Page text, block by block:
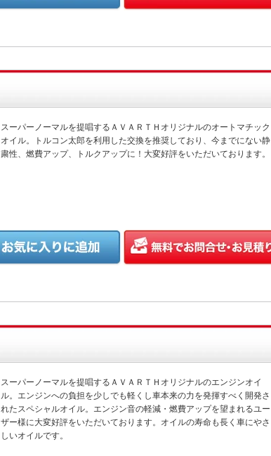
スーパーノーマルを提唱するＡＶＡＲＴＨオリジナルのオートマチック
オイル。トルコン太郎を利用した交換を推奨しており、今までにない静
粛性、燃費アップ、トルクアップに！大変好評をいただいております。
スーパーノーマルを提唱するＡＶＡＲＴＨオリジナルのエンジンオイ
ル。エンジンへの負担を少しでも軽くし車本来の力を発揮すべく開発さ
れたスペシャルオイル。エンジン音の軽減・燃費アップを望まれるユー
ザー様に大変好評をいただいております。オイルの寿命も長く車にやさ
しいオイルです。